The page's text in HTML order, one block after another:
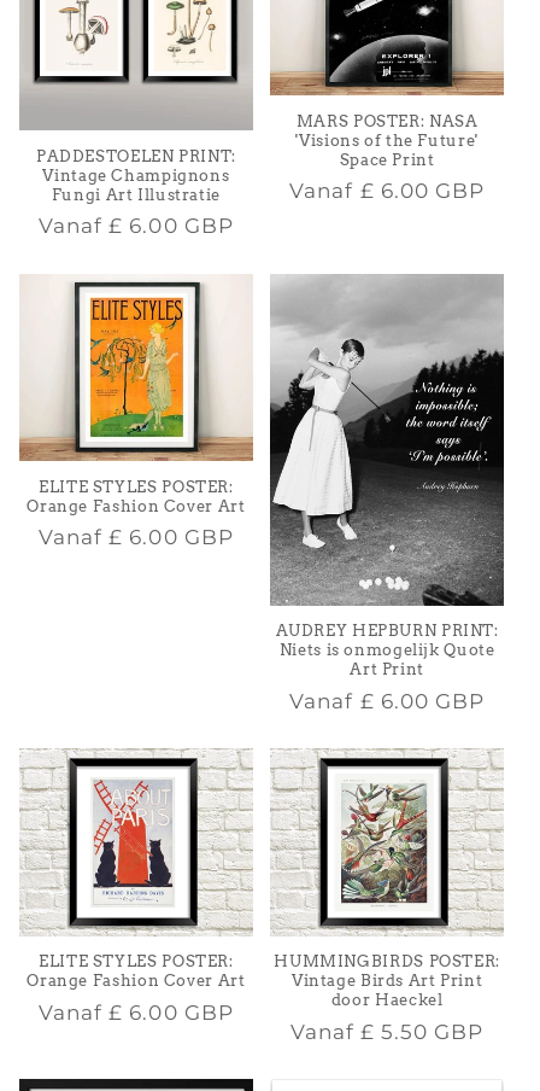
PADDESTOELEN PRINT:
Vintage Champignons
Fungi Art Illustratie
Normale
Vanaf£ 6.00 GBP
MARS POSTER: NASA
'Visions of the Future'
Space Print
Normale
Vanaf £ 6.00 GBP
ELITE STYLES POSTER:
Orange Fashion Cover Art
Normale
Vanaf£ 6.00 GBP
AUDREY HEPBURN PRINT:
Niets is onmogelijk Quote
Art Print
Normale
Vanaf £ 6.00 GBP
ELITE STYLES POSTER:
Orange Fashion Cover Art
Normale
Vanaf£ 6.00 GBP
HUMMINGBIRDS POSTER:
Vintage Birds Art Print
door Haeckel
Normale
Vanaf£ 5.50 GBP